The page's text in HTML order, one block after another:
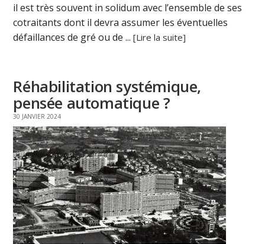
il est très souvent in solidum avec l’ensemble de ses
cotraitants dont il devra assumer les éventuelles
défaillances de gré ou de ...[Lire la suite]
Réhabilitation systémique,
pensée automatique ?
30 JANVIER 2024